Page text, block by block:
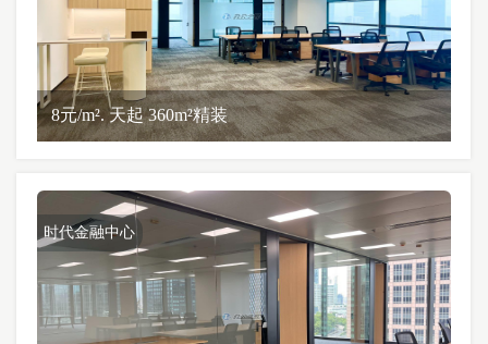
8元/m². 天起 360m²精装
时代金融中心